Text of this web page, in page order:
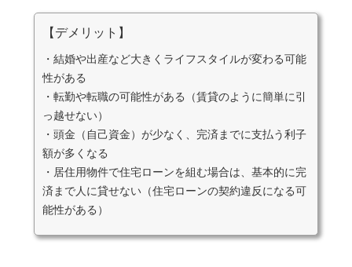
【デメリット】
・結婚や出産など大きくライフスタイルが変わる可能
性がある
・転勤や転職の可能性がある（賃貸のように簡単に引
っ越せない）
・頭金（自己資金）が少なく、完済までに支払う利子
額が多くなる
・居住用物件で住宅ローンを組む場合は、基本的に完
済まで人に貸せない（住宅ローンの契約違反になる可
能性がある）